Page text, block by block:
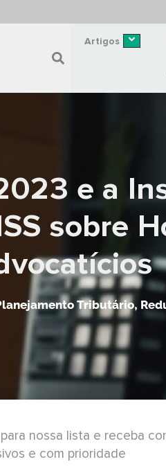
Artigos
e a
sobre
Tributário,
nossa lista e receba
e com prioridade